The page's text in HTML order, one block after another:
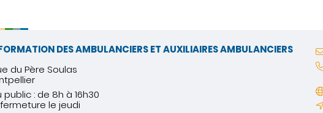
DES AMBULANCIERS ET AUXILIAIRES AMBULANCIERS
du Père Soulas
: de 8h à 16h30
le jeudi